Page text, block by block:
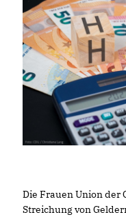
Die Frauen Union der
Streichung von